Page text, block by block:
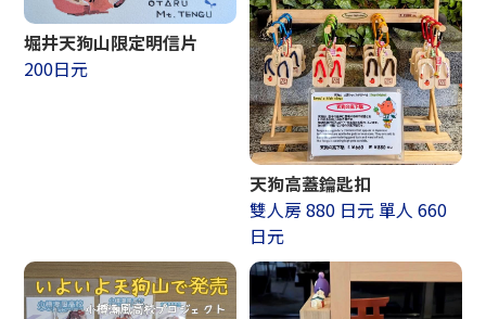
堀井天狗山限定明信片
200日元
天狗高蓋鑰匙扣
雙人房 880 日元 單人 660
日元